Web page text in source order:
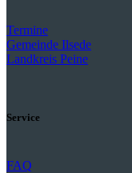
Termine
Gemeinde Ilsede
Landkreis Peine
Service
FAQ